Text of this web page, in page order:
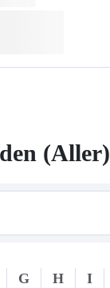
(Aller)
G H I